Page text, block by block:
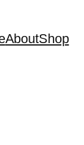
AboutShop